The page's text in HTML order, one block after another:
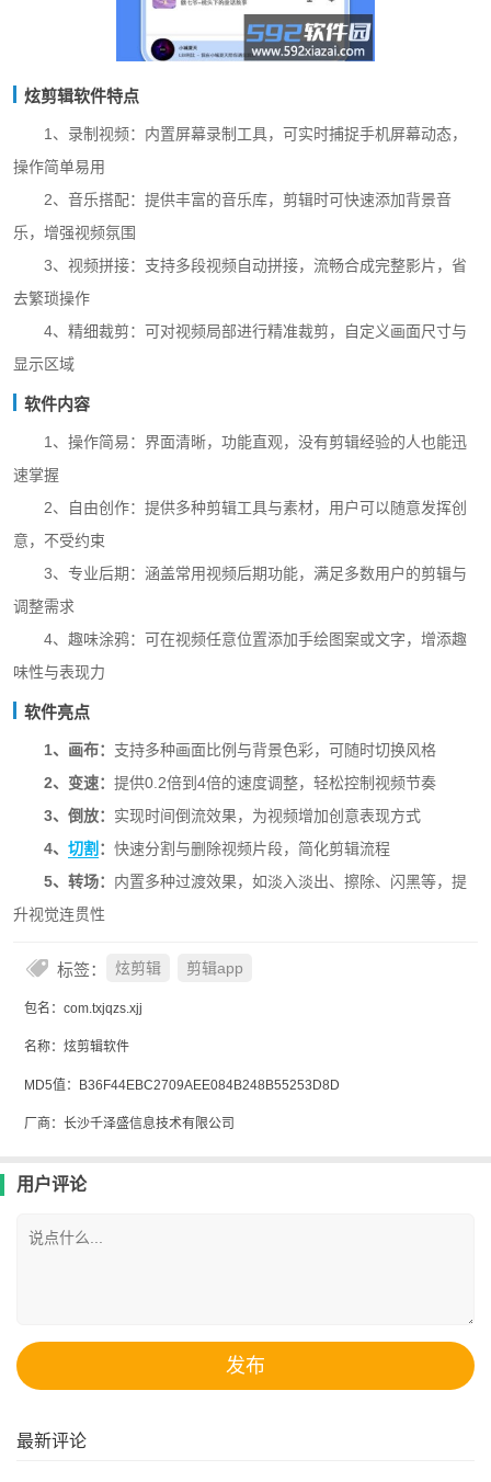
炫剪辑软件特点
1、录制视频：内置屏幕录制工具，可实时捕捉手机屏幕动态，
操作简单易用
2、音乐搭配：提供丰富的音乐库，剪辑时可快速添加背景音
乐，增强视频氛围
3、视频拼接：支持多段视频自动拼接，流畅合成完整影片，省
去繁琐操作
4、精细裁剪：可对视频局部进行精准裁剪，自定义画面尺寸与
显示区域
软件内容
1、操作简易：界面清晰，功能直观，没有剪辑经验的人也能迅
速掌握
2、自由创作：提供多种剪辑工具与素材，用户可以随意发挥创
意，不受约束
3、专业后期：涵盖常用视频后期功能，满足多数用户的剪辑与
调整需求
4、趣味涂鸦：可在视频任意位置添加手绘图案或文字，增添趣
味性与表现力
软件亮点
1、画布： 支持多种画面比例与背景色彩，可随时切换风格
2、变速： 提供0.2倍到4倍的速度调整，轻松控制视频节奏
3、倒放： 实现时间倒流效果，为视频增加创意表现方式
4、 切割 ： 快速分割与删除视频片段，简化剪辑流程
5、转场： 内置多种过渡效果，如淡入淡出、擦除、闪黑等，提
升视觉连贯性
标签： 炫剪辑 剪辑app
包名：com.txjqzs.xjj
名称：炫剪辑软件
MD5值：B36F44EBC2709AEE084B248B55253D8D
厂商：长沙千泽盛信息技术有限公司
用户评论
最新评论